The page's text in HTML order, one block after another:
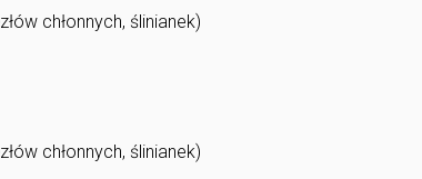
chłonnych, ślinianek)
chłonnych, ślinianek)